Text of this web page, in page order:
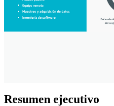
Resumen ejecutivo